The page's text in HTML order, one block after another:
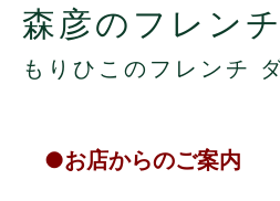
森彦のフレン
もりひこのフレンチ
●お店からのご案内